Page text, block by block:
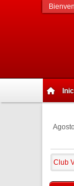
Club